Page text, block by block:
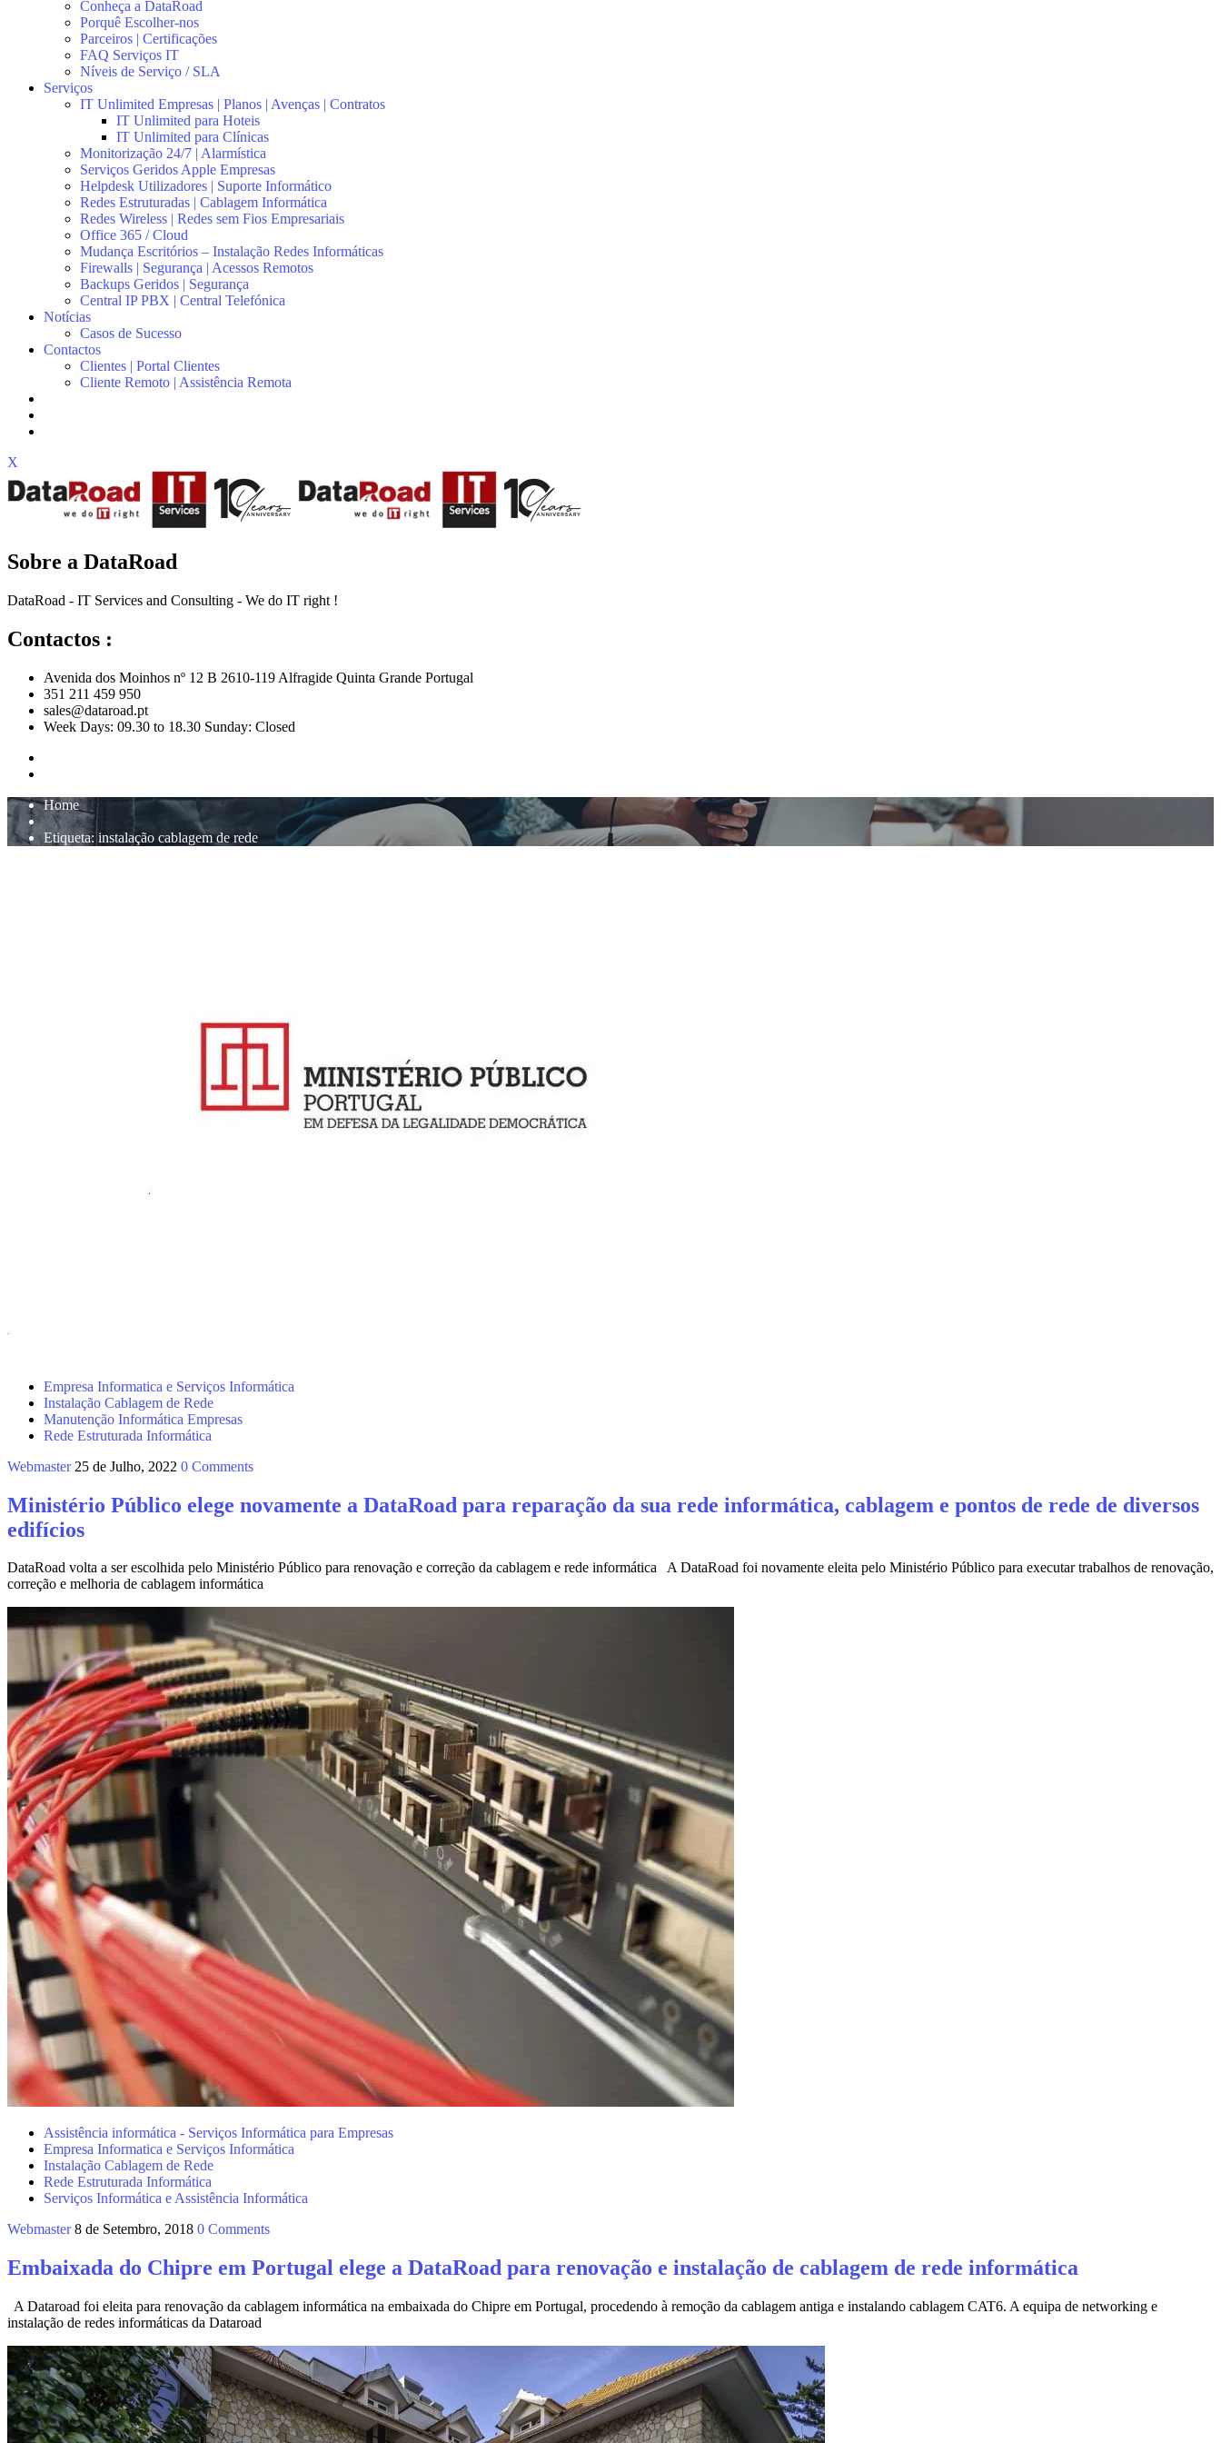
Conheça a DataRoad
Porquê Escolher-nos
Parceiros | Certificações
FAQ Serviços IT
Níveis de Serviço / SLA
Serviços
IT Unlimited Empresas | Planos | Avenças | Contratos
IT Unlimited para Hoteis
IT Unlimited para Clínicas
Monitorização 24/7 | Alarmística
Serviços Geridos Apple Empresas
Helpdesk Utilizadores | Suporte Informático
Redes Estruturadas | Cablagem Informática
Redes Wireless | Redes sem Fios Empresariais
Office 365 / Cloud
Mudança Escritórios – Instalação Redes Informáticas
Firewalls | Segurança | Acessos Remotos
Backups Geridos | Segurança
Central IP PBX | Central Telefónica
Notícias
Casos de Sucesso
Contactos
Clientes | Portal Clientes
Cliente Remoto | Assistência Remota
X
Sobre a DataRoad
DataRoad - IT Services and Consulting - We do IT right !
Contactos :
Avenida dos Moinhos nº 12 B 2610-119 Alfragide Quinta Grande Portugal
351 211 459 950
sales@dataroad.pt
Week Days: 09.30 to 18.30 Sunday: Closed
Home
Etiqueta:instalação cablagem de rede
Empresa Informatica e Serviços Informática
Instalação Cablagem de Rede
Manutenção Informática Empresas
Rede Estruturada Informática
Webmaster 25 de Julho, 2022 0 Comments
Ministério Público elege novamente a DataRoad para reparação da sua rede informática, cablagem e pontos de rede de diversos
edifícios
DataRoad volta a ser escolhida pelo Ministério Público para renovação e correção da cablagem e rede informática A DataRoad foi novamente eleita pelo Ministério Público para executar trabalhos de renovação,
correção e melhoria de cablagem informática
Assistência informática - Serviços Informática para Empresas
Empresa Informatica e Serviços Informática
Instalação Cablagem de Rede
Rede Estruturada Informática
Serviços Informática e Assistência Informática
Webmaster 8 de Setembro, 2018 0 Comments
Embaixada do Chipre em Portugal elege a DataRoad para renovação e instalação de cablagem de rede informática
A Dataroad foi eleita para renovação da cablagem informática na embaixada do Chipre em Portugal, procedendo à remoção da cablagem antiga e instalando cablagem CAT6. A equipa de networking e
instalação de redes informáticas da Dataroad